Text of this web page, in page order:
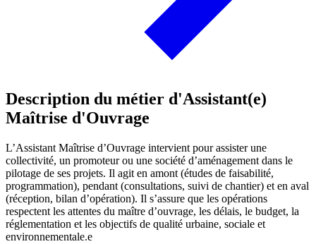
Description du métier d'Assistant(e)
Maîtrise d'Ouvrage
L’Assistant Maîtrise d’Ouvrage intervient pour assister une
collectivité, un promoteur ou une société d’aménagement dans le
pilotage de ses projets. Il agit en amont (études de faisabilité,
programmation), pendant (consultations, suivi de chantier) et en aval
(réception, bilan d’opération). Il s’assure que les opérations
respectent les attentes du maître d’ouvrage, les délais, le budget, la
réglementation et les objectifs de qualité urbaine, sociale et
environnementale.e